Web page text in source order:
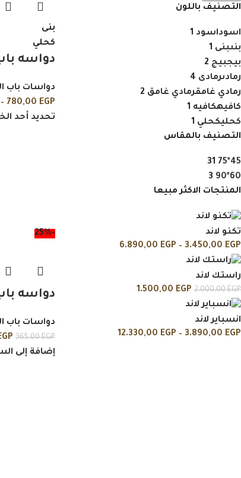
التصنيف باللون
اسوداسود 1
بنىبنى 1
بيجبيج 2
رمادىرمادى 4
رمادي غامقرمادي غامق 2
كافيهكافيه 1
كحليكحلي 1
التصنيف بالمقاس
45*75
31
60*90
3
المنتجات الاكثر مبيعا
تكنو لاند
3.450,00 EGP
–
6.890,00 EGP
راستك لاند
2.000,00EGP
1.500,00 EGP
انسباير لاند
3.890,00 EGP
–
12.330,00 EGP
بنى
كحلي
دواسه
دواسات باب
780,00 EGP
–
تحديد أحد
-25%
دواسه
دواسات باب
365,00EGP
إضافة إلى